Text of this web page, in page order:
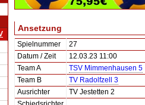
Ansetzung
Spielnummer
27
Datum / Zeit
12.03.23 11:00
Team A
TSV Mimmenhausen 5
Team B
TV Radolfzell 3
Ausrichter
TV Jestetten 2